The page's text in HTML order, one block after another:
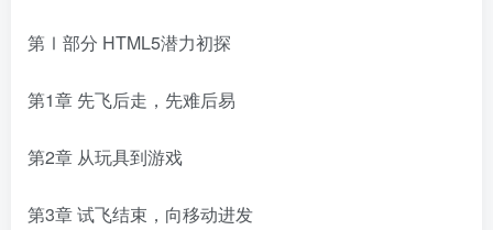
第Ⅰ部分 HTML5潜力初探
第1章 先飞后走，先难后易
第2章 从玩具到游戏
第3章 试飞结束，向移动进发